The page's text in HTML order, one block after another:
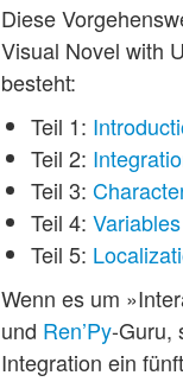
Diese
Visual Novel with
besteht:
Teil 1:
Teil 2:
Teil 3:
Teil 4:
Teil 5:
Wenn es um
und Ren’Py-Guru,
Integration ein